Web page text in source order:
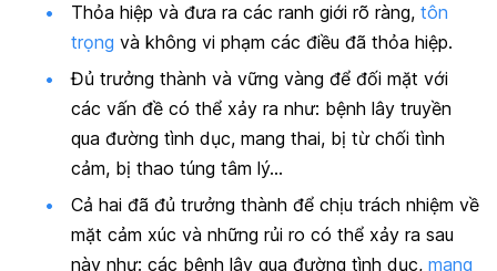
Thỏa hiệp và đưa ra các ranh giới rõ ràng, tôn
trọng và không vi phạm các điều đã thỏa hiệp.
Đủ trưởng thành và vững vàng để đối mặt với
các vấn đề có thể xảy ra như: bệnh lây truyền
qua đường tình dục, mang thai, bị từ chối tình
cảm, bị thao túng tâm lý…
Cả hai đã đủ trưởng thành để chịu trách nhiệm về
mặt cảm xúc và những rủi ro có thể xảy ra sau
này như: các bệnh lây qua đường tình dục, mang